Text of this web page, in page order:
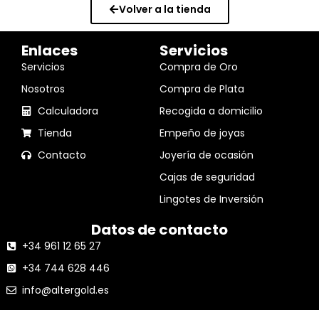
Volver a la tienda
Enlaces
Servicios
Nosotros
Calculadora
Tienda
Contacto
Servicios
Compra de Oro
Compra de Plata
Recogida a domicilio
Empeño de joyas
Joyería de ocasión
Cajas de seguridad
Lingotes de Inversión
Datos de contacto
+34 961 12 65 27
+34 744 628 446
info@altergold.es